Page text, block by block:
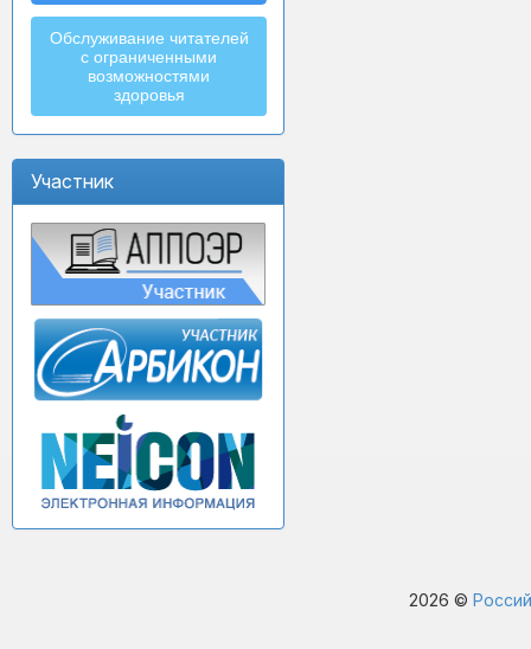
Обслуживание читателей
с ограниченными
возможностями
здоровья
Участник
2026 ©